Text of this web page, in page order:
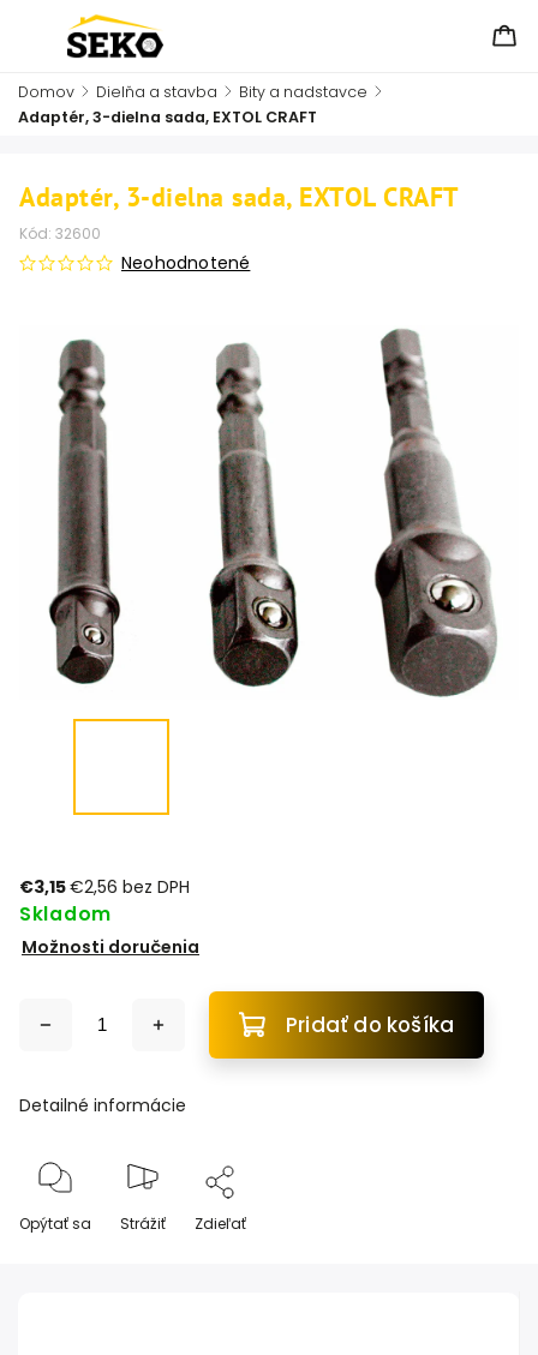
Domov / Dielňa a stavba / Bity a nadstavce /
Adaptér, 3-dielna sada, EXTOL CRAFT
Adaptér, 3-dielna sada, EXTOL CRAFT
Kód: 32600
Neohodnotené
€3,15€2,56 bez DPH
Skladom
Možnosti doručenia
Pridať do košíka
Detailné informácie
Opýtať sa Strážiť Zdieľať